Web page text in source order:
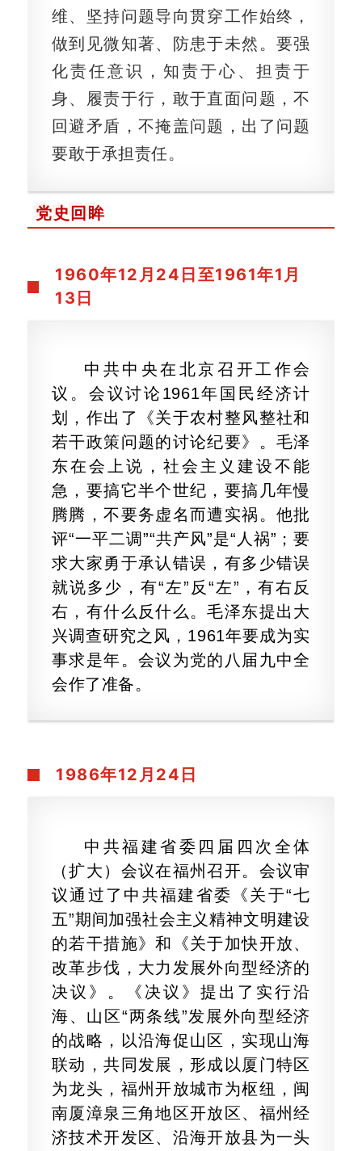
维、坚持问题导向贯穿工作始终，
做到见微知著、防患于未然。要强
化责任意识，知责于心、担责于
身、履责于行，敢于直面问题，不
回避矛盾，不掩盖问题，出了问题
要敢于承担责任。
党史回眸
1960年12月24日至1961年1月
13日
中共中央在北京召开工作会
议。会议讨论1961年国民经济计
划，作出了《关于农村整风整社和
若干政策问题的讨论纪要》。毛泽
东在会上说，社会主义建设不能
急，要搞它半个世纪，要搞几年慢
腾腾，不要务虚名而遭实祸。他批
评“一平二调”“共产风”是“人祸”；要
求大家勇于承认错误，有多少错误
就说多少，有“左”反“左”，有右反
右，有什么反什么。毛泽东提出大
兴调查研究之风，1961年要成为实
事求是年。会议为党的八届九中全
会作了准备。
1986年12月24日
中共福建省委四届四次全体
（扩大）会议在福州召开。会议审
议通过了中共福建省委《关于“七
五”期间加强社会主义精神文明建设
的若干措施》和《关于加快开放、
改革步伐，大力发展外向型经济的
决议》。《决议》提出了实行沿
海、山区“两条线”发展外向型经济
的战略，以沿海促山区，实现山海
联动，共同发展，形成以厦门特区
为龙头，福州开放城市为枢纽，闽
南厦漳泉三角地区开放区、福州经
济技术开发区、沿海开放县为一头